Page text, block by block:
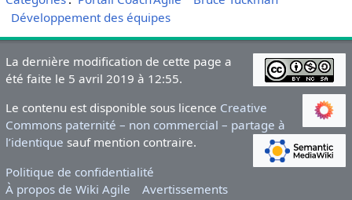
Développement des équipes
La dernière modification de cette page a
été faite le 5 avril 2019 à 12:55.
Le contenu est disponible sous licence Creative
Commons paternité – non commercial – partage à
l’identique sauf mention contraire.
Politique de confidentialité
À propos de Wiki Agile
Avertissements